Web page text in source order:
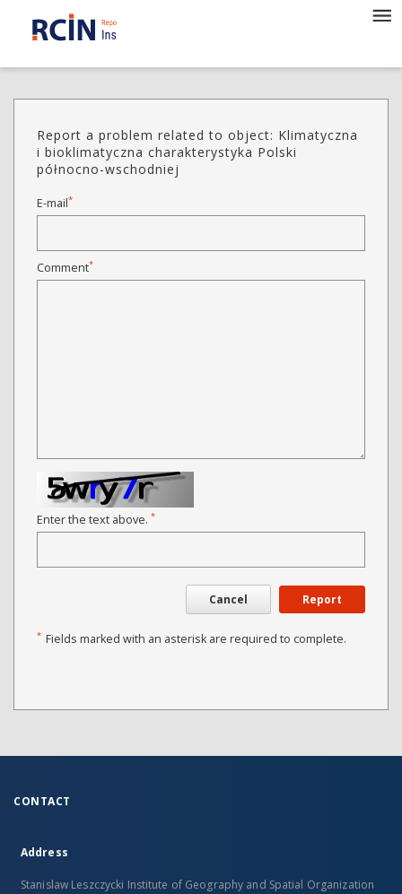
Report a problem related to object: Klimatyczna
i bioklimatyczna charakterystyka Polski
północno-wschodniej
E-mail*
Comment*
Enter the text above. *
Cancel Report
* Fields marked with an asterisk are required to complete.
CONTACT
Address
Stanislaw Leszczycki Institute of Geography and Spatial Organization